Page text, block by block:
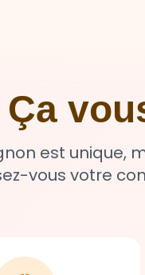
Ça
est unique,
vous votre